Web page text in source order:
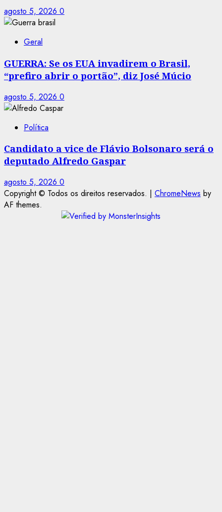
agosto 5, 2026 0
Geral
GUERRA: Se os EUA invadirem o Brasil,
“prefiro abrir o portão”, diz José Múcio
agosto 5, 2026 0
Política
Candidato a vice de Flávio Bolsonaro será o
deputado Alfredo Gaspar
agosto 5, 2026 0
Copyright © Todos os direitos reservados. | ChromeNews by
AF themes.